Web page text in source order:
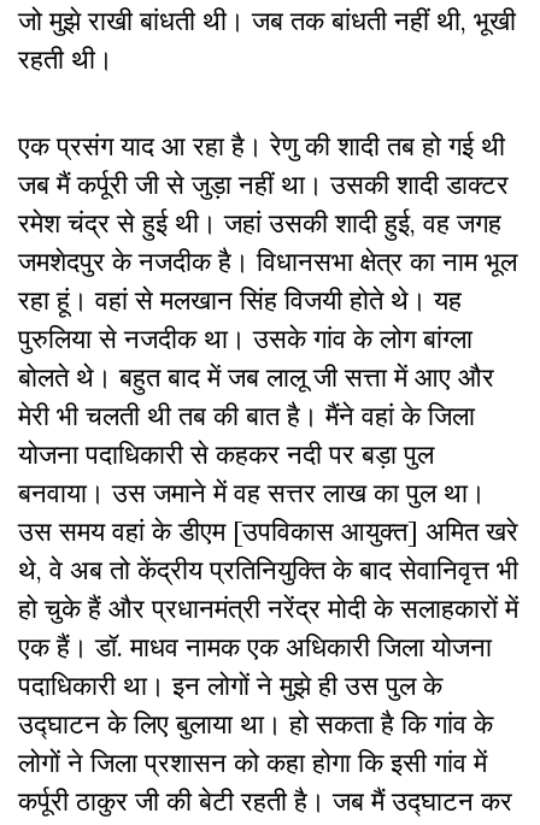
जो मुझे राखी बांधती थी। जब तक बांधती नहीं थी, भूखी
रहती थी।
एक प्रसंग याद आ रहा है। रेणु की शादी तब हो गई थी
जब मैं कर्पूरी जी से जुड़ा नहीं था। उसकी शादी डाक्टर
रमेश चंद्र से हुई थी। जहां उसकी शादी हुई, वह जगह
जमशेदपुर के नजदीक है। विधानसभा क्षेत्र का नाम भूल
रहा हूं। वहां से मलखान सिंह विजयी होते थे। यह
पुरुलिया से नजदीक था। उसके गांव के लोग बांग्ला
बोलते थे। बहुत बाद में जब लालू जी सत्ता में आए और
मेरी भी चलती थी तब की बात है। मैंने वहां के जिला
योजना पदाधिकारी से कहकर नदी पर बड़ा पुल
बनवाया। उस जमाने में वह सत्तर लाख का पुल था।
उस समय वहां के डीएम [उपविकास आयुक्त] अमित खरे
थे, वे अब तो केंद्रीय प्रतिनियुक्ति के बाद सेवानिवृत्त भी
हो चुके हैं और प्रधानमंत्री नरेंद्र मोदी के सलाहकारों में
एक हैं। डॉ. माधव नामक एक अधिकारी जिला योजना
पदाधिकारी था। इन लोगों ने मुझे ही उस पुल के
उद्घाटन के लिए बुलाया था। हो सकता है कि गांव के
लोगों ने जिला प्रशासन को कहा होगा कि इसी गांव में
कर्पूरी ठाकुर जी की बेटी रहती है। जब मैं उद्घाटन कर